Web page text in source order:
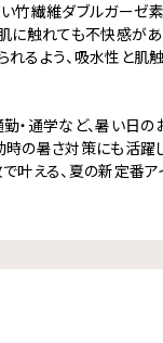
竹繊維ダブルガーゼ
に触れても不快感があ
るよう、吸水性と肌
・通学など、暑い日の
の暑さ対策にも活躍し
える、夏の新定番ア